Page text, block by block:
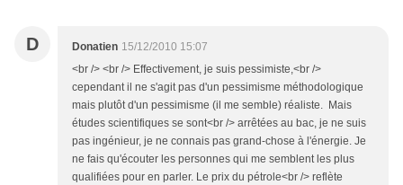
D Donatien 15/12/2010 15:07
<br /> <br /> Effectivement, je suis pessimiste,<br />
cependant il ne s'agit pas d'un pessimisme méthodologique
mais plutôt d'un pessimisme (il me semble) réaliste. Mais
études scientifiques se sont<br /> arrêtées au bac, je ne suis
pas ingénieur, je ne connais pas grand-chose à l'énergie. Je
ne fais qu'écouter les personnes qui me semblent les plus
qualifiées pour en parler. Le prix du pétrole<br /> reflète